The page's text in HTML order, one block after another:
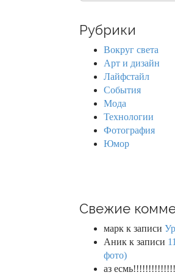
n
a
o
c
Рубрики
Вокруг света
Арт и дизайн
Лайфстайл
События
Мода
Технологии
Фотография
Юмор
Свежие
марк к записи
Аник к записи
фото)
аз